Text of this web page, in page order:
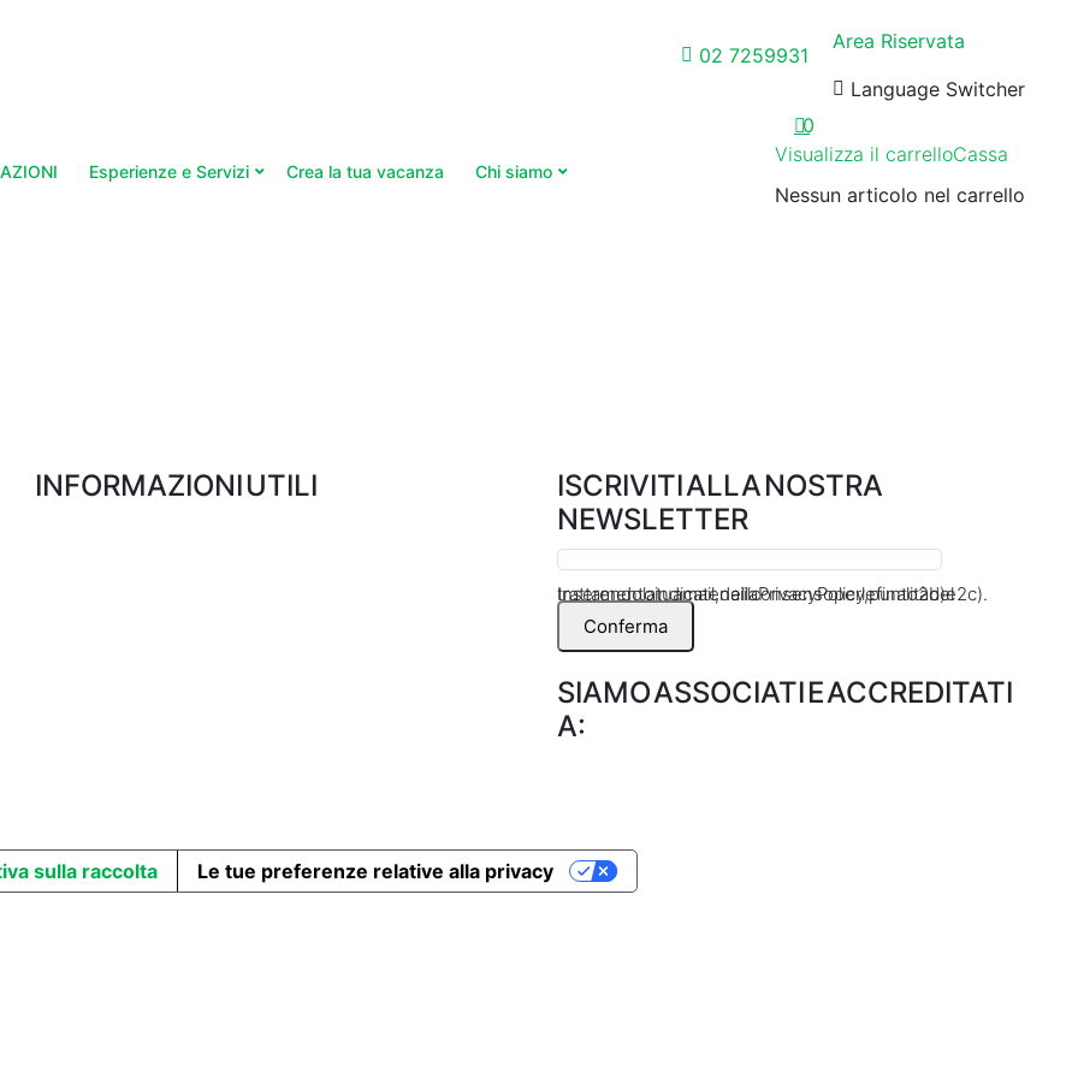
02 7259931
Area Riservata
Language Switcher
Esperienze e Servizi Crea la tua vacanza Chi siamo
0
Visualizza il carrelloCassa
Nessun articolo nel carrello
INFORMAZIONI UTILI
ISCRIVITI ALLA NOSTRA
NEWSLETTER
Inserendo la tua mail, dai il consenso per le finalità del trattamento indicate nella Privacy Policy, punto 2 b) e 2 c).
Conferma
SIAMO ASSOCIATI E ACCREDITATI
A:
sulla raccolta Le tue preferenze relative alla privacy